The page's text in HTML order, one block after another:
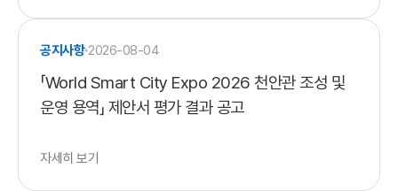
공지사항 2026-08-04
「World Smart City Expo 2026 천안관 조성 및
운영 용역」 제안서 평가 결과 공고
자세히 보기